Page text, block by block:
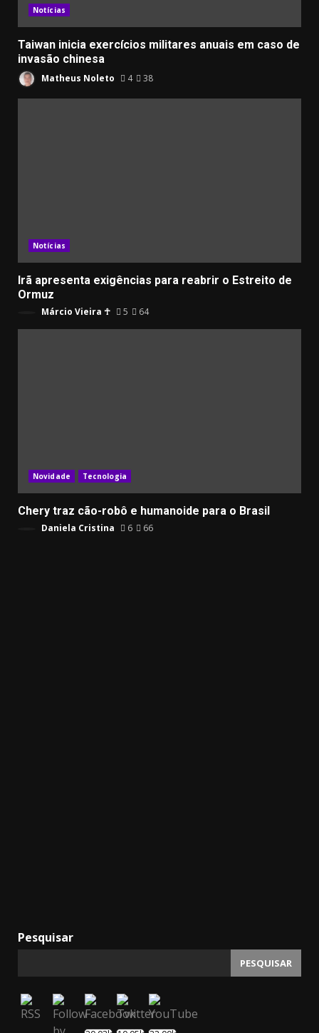
Notícias
Taiwan inicia exercícios militares anuais em caso de
invasão chinesa
Matheus Noleto 4 38
Notícias
Irã apresenta exigências para reabrir o Estreito de
Ormuz
Márcio Vieira ☥ 5 64
Novidade Tecnologia
Chery traz cão-robô e humanoide para o Brasil
Daniela Cristina 6 66
Pesquisar
PESQUISAR